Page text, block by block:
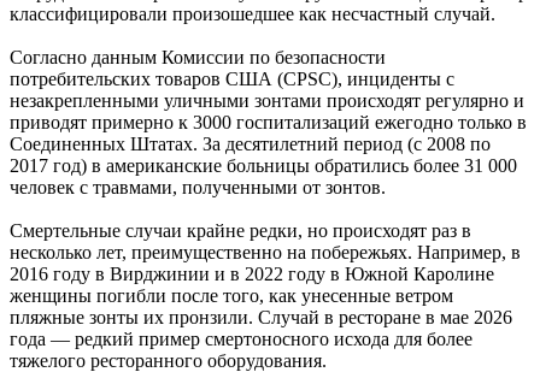
классифицировали произошедшее как несчастный случай.
Согласно данным Комиссии по безопасности
потребительских товаров США (CPSC), инциденты с
незакрепленными уличными зонтами происходят регулярно и
приводят примерно к 3000 госпитализаций ежегодно только в
Соединенных Штатах. За десятилетний период (с 2008 по
2017 год) в американские больницы обратились более 31 000
человек с травмами, полученными от зонтов.
Смертельные случаи крайне редки, но происходят раз в
несколько лет, преимущественно на побережьях. Например, в
2016 году в Вирджинии и в 2022 году в Южной Каролине
женщины погибли после того, как унесенные ветром
пляжные зонты их пронзили. Случай в ресторане в мае 2026
года — редкий пример смертоносного исхода для более
тяжелого ресторанного оборудования.